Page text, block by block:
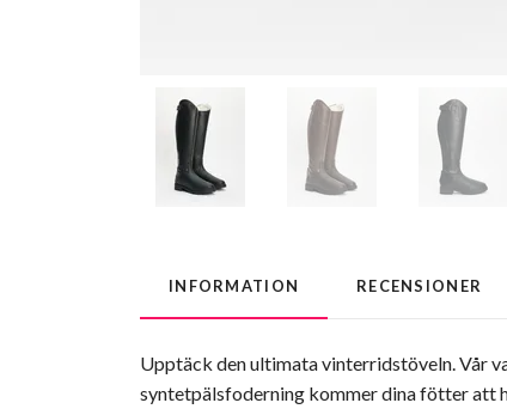
INFORMATION RECENSIONER
Upptäck den ultimata vinterridstöveln. Vår
syntetpälsfoderning kommer dina fötter att